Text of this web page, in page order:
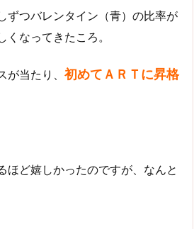
ずつバレンタイン（青）の比率が
なってきたころ。
当たり、 初めてＡＲＴに昇格
ほど嬉しかったのですが、なんと